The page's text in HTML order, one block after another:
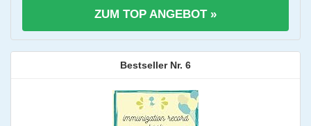
ZUM TOP ANGEBOT »
6